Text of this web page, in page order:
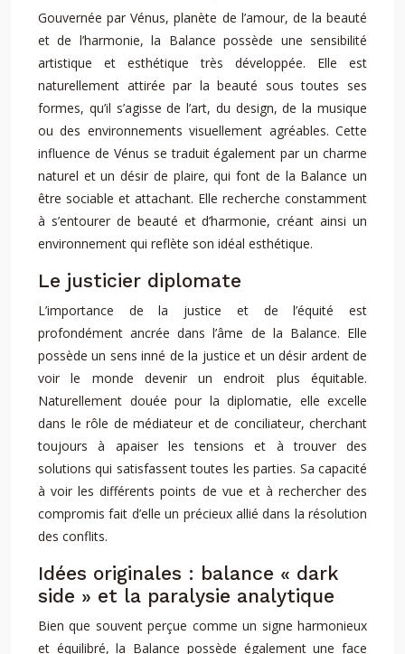
Gouvernée par Vénus, planète de l’amour, de la beauté
et de l’harmonie, la Balance possède une sensibilité
artistique et esthétique très développée. Elle est
naturellement attirée par la beauté sous toutes ses
formes, qu’il s’agisse de l’art, du design, de la musique
ou des environnements visuellement agréables. Cette
influence de Vénus se traduit également par un charme
naturel et un désir de plaire, qui font de la Balance un
être sociable et attachant. Elle recherche constamment
à s’entourer de beauté et d’harmonie, créant ainsi un
environnement qui reflète son idéal esthétique.
Le justicier diplomate
L’importance de la justice et de l’équité est
profondément ancrée dans l’âme de la Balance. Elle
possède un sens inné de la justice et un désir ardent de
voir le monde devenir un endroit plus équitable.
Naturellement douée pour la diplomatie, elle excelle
dans le rôle de médiateur et de conciliateur, cherchant
toujours à apaiser les tensions et à trouver des
solutions qui satisfassent toutes les parties. Sa capacité
à voir les différents points de vue et à rechercher des
compromis fait d’elle un précieux allié dans la résolution
des conflits.
Idées originales : balance « dark
side » et la paralysie analytique
Bien que souvent perçue comme un signe harmonieux
et équilibré, la Balance possède également une face